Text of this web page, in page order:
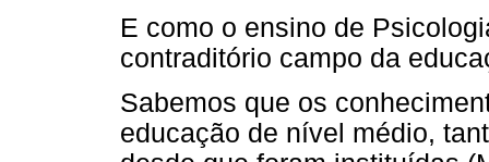
E como o ensino de
contraditório campo da
Sabemos que os
educação de nível médio,